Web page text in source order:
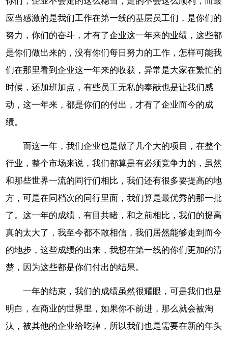
应当感激的是我们工作在第一线的基层员工们，是你们的
努力，你们的奋斗，才有了企业这一年来的业绩，这些都
是你们做出来的，没有你们每日努力的工作，怎样可能我
们在那里看到企业这一年来的收获，异常是大家在繁忙的
时候，还加班加点，有些员工无私的奉献也是让我们感
动，这一年来，都是你们的付出，才有了企业而今的成
绩。
而这一年，我们企业也是做了几个大的项目，在整个
行业，整个市场来说，我们都算是有必须竞争力的，虽然
和那些世界一流的同行们相比，我们还有很多要提高的地
方，可是在同档次的同行里面，我们算是最优秀的那一批
了。这一年的成绩，有目共睹，和之前相比，我们的提高
真的太大了，我至今都不敢相信，我们居然能够走到而今
的地步，这些成绩的出来，我想在第一线的你们更加的清
楚，因为这些都是你们付出的结果。
一年的结束，我们的成绩虽然很耀眼，可是我们也是
明白，在商业的世界里，如果你不前进，那么就会被淘
汰，被其他的企业给吃掉，所以我们也是需要在新的年头